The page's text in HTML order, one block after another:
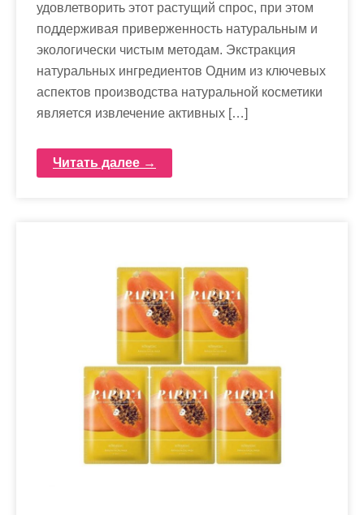
удовлетворить этот растущий спрос, при этом
поддерживая приверженность натуральным и
экологически чистым методам. Экстракция
натуральных ингредиентов Одним из ключевых
аспектов производства натуральной косметики
является извлечение активных […]
Читать далее →